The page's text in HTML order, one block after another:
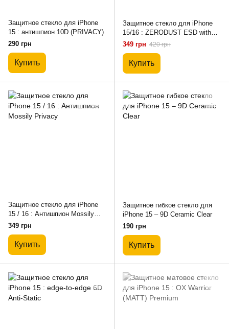
Защитное стекло для iPhone
15 : антишпион 10D (PRIVACY)
290 грн
Купить
Защитное стекло для iPhone
15/16 : ZERODUST ESD with
Applicator
349 грн 420 грн
Купить
Защитное стекло для iPhone
15 / 16 : Антишпион Mossily
Privacy
349 грн
Купить
Защитное гибкое стекло для
iPhone 15 – 9D Ceramic Clear
190 грн
Купить